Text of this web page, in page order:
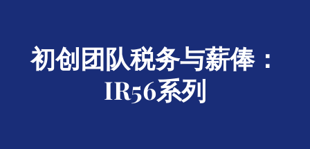
初创团队税务与薪俸：
IR56系列